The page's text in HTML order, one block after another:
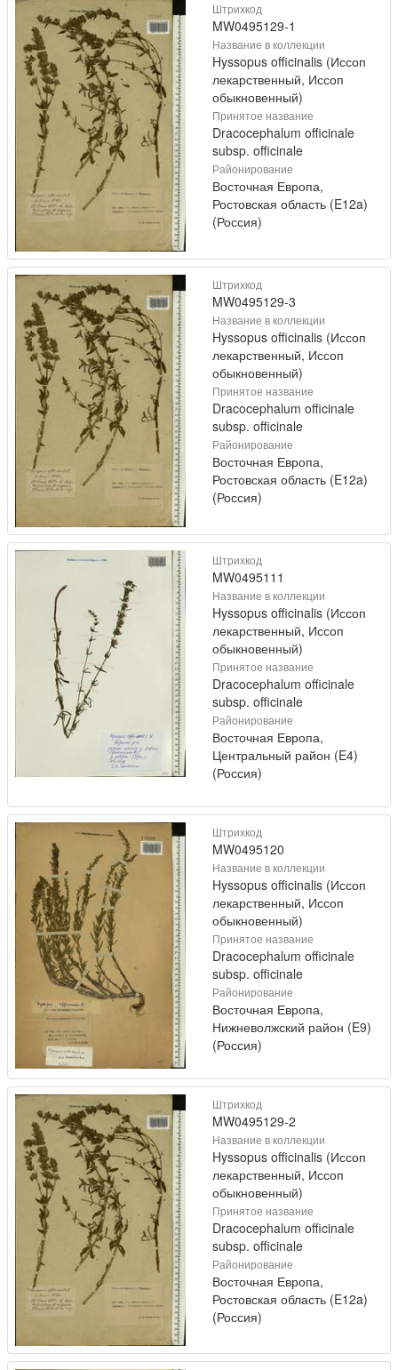
Штрихкод
MW0495129-1
Название в коллекции
Hyssopus officinalis (Иссоп
лекарственный, Иссоп
обыкновенный)
Принятое название
Dracocephalum officinale
subsp. officinale
Районирование
Восточная Европа,
Ростовская область (E12a)
(Россия)
Штрихкод
MW0495129-3
Название в коллекции
Hyssopus officinalis (Иссоп
лекарственный, Иссоп
обыкновенный)
Принятое название
Dracocephalum officinale
subsp. officinale
Районирование
Восточная Европа,
Ростовская область (E12a)
(Россия)
Штрихкод
MW0495111
Название в коллекции
Hyssopus officinalis (Иссоп
лекарственный, Иссоп
обыкновенный)
Принятое название
Dracocephalum officinale
subsp. officinale
Районирование
Восточная Европа,
Центральный район (E4)
(Россия)
Штрихкод
MW0495120
Название в коллекции
Hyssopus officinalis (Иссоп
лекарственный, Иссоп
обыкновенный)
Принятое название
Dracocephalum officinale
subsp. officinale
Районирование
Восточная Европа,
Нижневолжский район (E9)
(Россия)
Штрихкод
MW0495129-2
Название в коллекции
Hyssopus officinalis (Иссоп
лекарственный, Иссоп
обыкновенный)
Принятое название
Dracocephalum officinale
subsp. officinale
Районирование
Восточная Европа,
Ростовская область (E12a)
(Россия)